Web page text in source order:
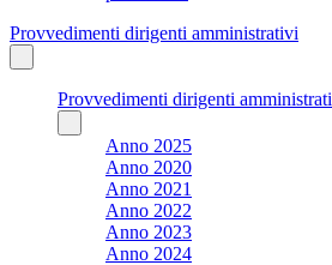
Provvedimenti dirigenti amministrativi
Provvedimenti dirigenti
Anno 2025
Anno 2020
Anno 2021
Anno 2022
Anno 2023
Anno 2024